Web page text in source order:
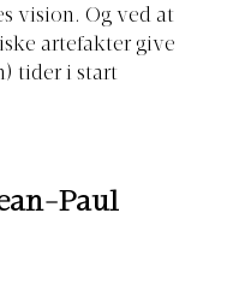
vision. Og ved at
artefakter give
tider i start
Paul